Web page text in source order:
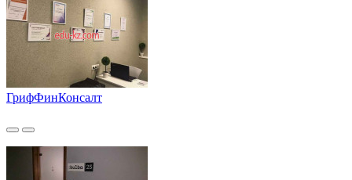
ГрифФинКонсалт